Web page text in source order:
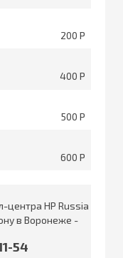
200
400
500
600
HP Russia
в Воронеже -
54